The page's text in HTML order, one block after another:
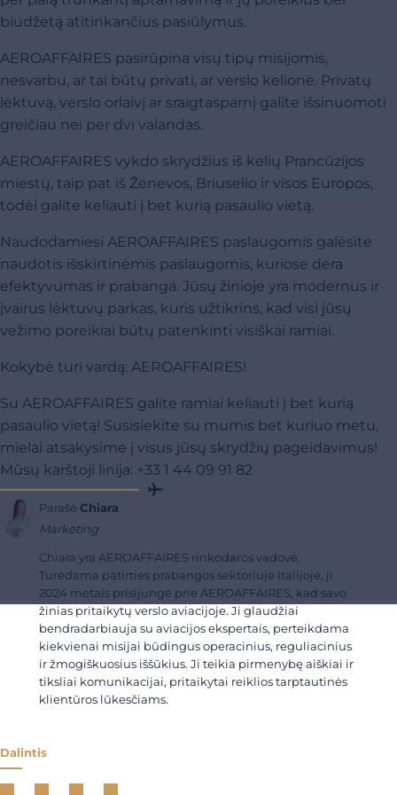
biudžetą atitinkančius pasiūlymus.
AEROAFFAIRES pasirūpina visų tipų misijomis,
nesvarbu, ar tai būtų privati, ar verslo kelionė. Privatų
lėktuvą, verslo orlaivį ar sraigtasparnį galite išsinuomoti
greičiau nei per dvi valandas.
AEROAFFAIRES vykdo skrydžius iš kelių Prancūzijos
miestų, taip pat iš Ženevos, Briuselio ir visos Europos,
todėl galite keliauti į bet kurią pasaulio vietą.
Naudodamiesi AEROAFFAIRES paslaugomis galėsite
naudotis išskirtinėmis paslaugomis, kuriose dera
efektyvumas ir prabanga. Jūsų žinioje yra modernus ir
įvairus lėktuvų parkas, kuris užtikrins, kad visi jūsų
vežimo poreikiai būtų patenkinti visiškai ramiai.
Kokybė turi vardą: AEROAFFAIRES!
Su AEROAFFAIRES galite ramiai keliauti į bet kurią
pasaulio vietą! Susisiekite su mumis bet kuriuo metu,
mielai atsakysime į visus jūsų skrydžių pageidavimus!
Mūsų karštoji linija: +33 1 44 09 91 82
Parašė Chiara
Marketing
Chiara yra AEROAFFAIRES rinkodaros vadovė.
Turėdama patirties prabangos sektoriuje Italijoje, ji
2024 metais prisijungė prie AEROAFFAIRES, kad savo
žinias pritaikytų verslo aviacijoje. Ji glaudžiai
bendradarbiauja su aviacijos ekspertais, perteikdama
kiekvienai misijai būdingus operacinius, reguliacinius
ir žmogiškuosius iššūkius. Ji teikia pirmenybę aiškiai ir
tiksliai komunikacijai, pritaikytai reiklios tarptautinės
klientūros lūkesčiams.
Dalintis